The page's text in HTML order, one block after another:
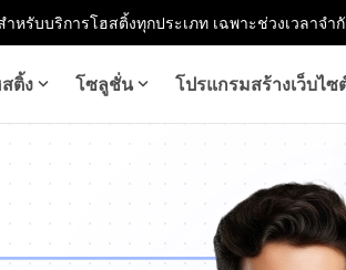
รับบริการโฮสติ้งทุกประเภท เฉพาะช่วงเวลาจำ
ติ้ง โซลูชั่น โปรแกรมสร้างเว็บไซ